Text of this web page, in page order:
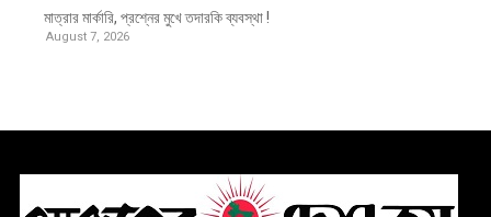
মাত্রার মার্কারি, প্রশ্নের মুখে তদারকি ব্যবস্থা !
August 7, 2026